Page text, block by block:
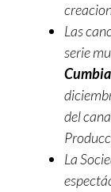
Las
serie
del
La